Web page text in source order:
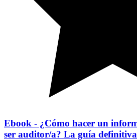
Ebook - ¿Cómo hacer un
ser auditor/a? La guía